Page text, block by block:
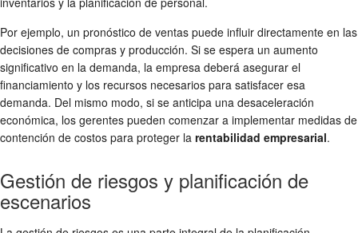
Por ejemplo, un pronóstico de ventas puede influir directamente en las
decisiones de compras y producción. Si se espera un aumento
significativo en la demanda, la empresa deberá asegurar el
financiamiento y los recursos necesarios para satisfacer esa
demanda. Del mismo modo, si se anticipa una desaceleración
económica, los gerentes pueden comenzar a implementar medidas de
contención de costos para proteger la rentabilidad empresarial.
Gestión de riesgos y planificación de
escenarios